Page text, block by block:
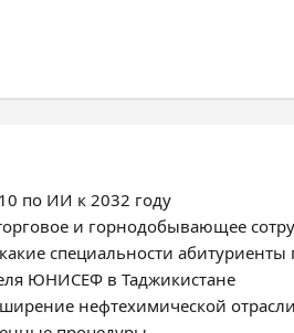
по ИИ к 2032 году
и горнодобывающее
специальности
ЮНИСЕФ в Таджикистане
нефтехимической